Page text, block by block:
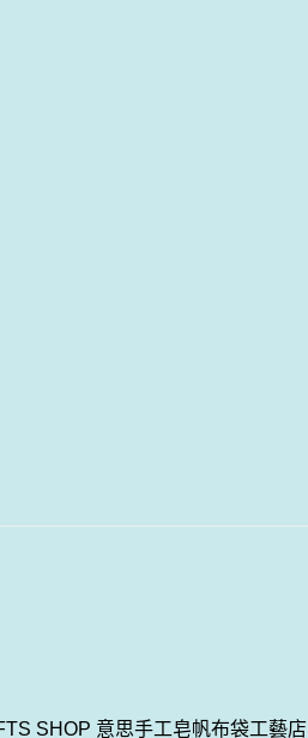
SHOP 意思手工皂帆布袋工藝店